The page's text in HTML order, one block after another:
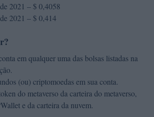
2021 – $ 0,4058
2021 – $ 0,414
em qualquer uma das bolsas listadas na
(ou) criptomoedas em sua conta.
do metaverso da carteira do metaverso,
e da carteira da nuvem.